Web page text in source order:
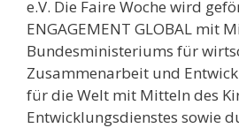
e.V. Die Faire Woche wird
ENGAGEMENT GLOBAL mit
Bundesministeriums für
Zusammenarbeit und
für die Welt mit Mitteln des
Entwicklungsdienstes sowie